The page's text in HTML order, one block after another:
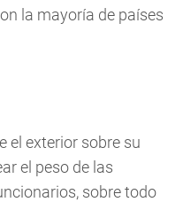
la mayoría de países
el exterior sobre su
el peso de las
sobre todo